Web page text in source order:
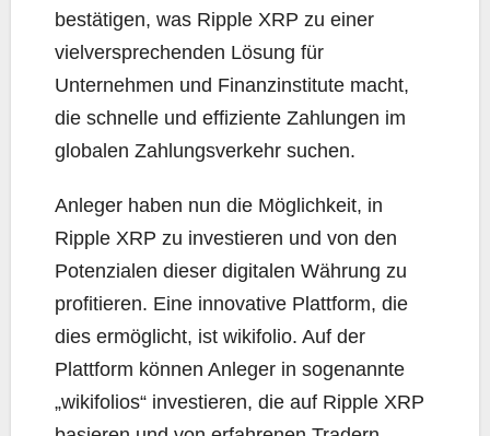
bestätigen, was Ripple XRP zu einer
vielversprechenden Lösung für
Unternehmen und Finanzinstitute macht,
die schnelle und effiziente Zahlungen im
globalen Zahlungsverkehr suchen.
Anleger haben nun die Möglichkeit, in
Ripple XRP zu investieren und von den
Potenzialen dieser digitalen Währung zu
profitieren. Eine innovative Plattform, die
dies ermöglicht, ist wikifolio. Auf der
Plattform können Anleger in sogenannte
„wikifolios“ investieren, die auf Ripple XRP